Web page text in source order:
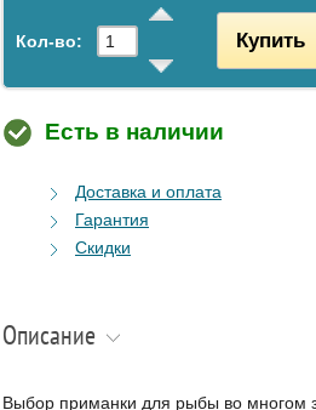
Кол-во: Купить
Есть в наличии
Доставка и оплата
Гарантия
Скидки
Описание
Выбор приманки для рыбы во многом